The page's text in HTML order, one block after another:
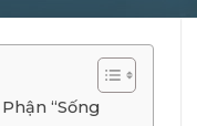
“Sống